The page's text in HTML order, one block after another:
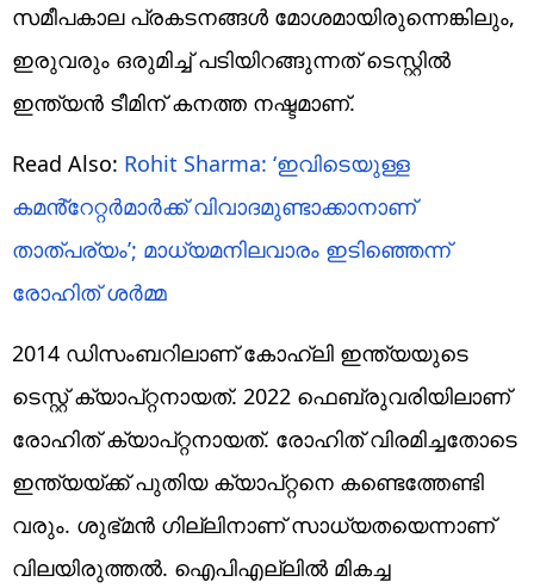
സമീപകാല പ്രകടനങ്ങള്‍ മോശമായിരുന്നെങ്കിലും,
ഇരുവരും ഒരുമിച്ച് പടിയിറങ്ങുന്നത് ടെസ്റ്റില്‍
ഇന്ത്യന്‍ ടീമിന് കനത്ത നഷ്ടമാണ്.
Read Also: Rohit Sharma: ‘ഇവിടെയുള്ള
കമൻ്റേറ്റർമാർക്ക് വിവാദമുണ്ടാക്കാനാണ്
താത്പര്യം’; മാധ്യമനിലവാരം ഇടിഞ്ഞെന്ന്
രോഹിത് ശർമ്മ
2014 ഡിസംബറിലാണ് കോഹ്‌ലി ഇന്ത്യയുടെ
ടെസ്റ്റ് ക്യാപ്റ്റനായത്. 2022 ഫെബ്രുവരിയിലാണ്
രോഹിത് ക്യാപ്റ്റനായത്. രോഹിത് വിരമിച്ചതോടെ
ഇന്ത്യയ്ക്ക് പുതിയ ക്യാപ്റ്റനെ കണ്ടെത്തേണ്ടി
വരും. ശുഭ്മന്‍ ഗില്ലിനാണ് സാധ്യതയെന്നാണ്
വിലയിരുത്തല്‍. ഐപിഎല്ലില്‍ മികച്ച